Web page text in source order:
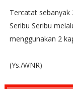
Tercatat sebanyak
Seribu Seribu
menggunakan 2
(Ys./WNR)